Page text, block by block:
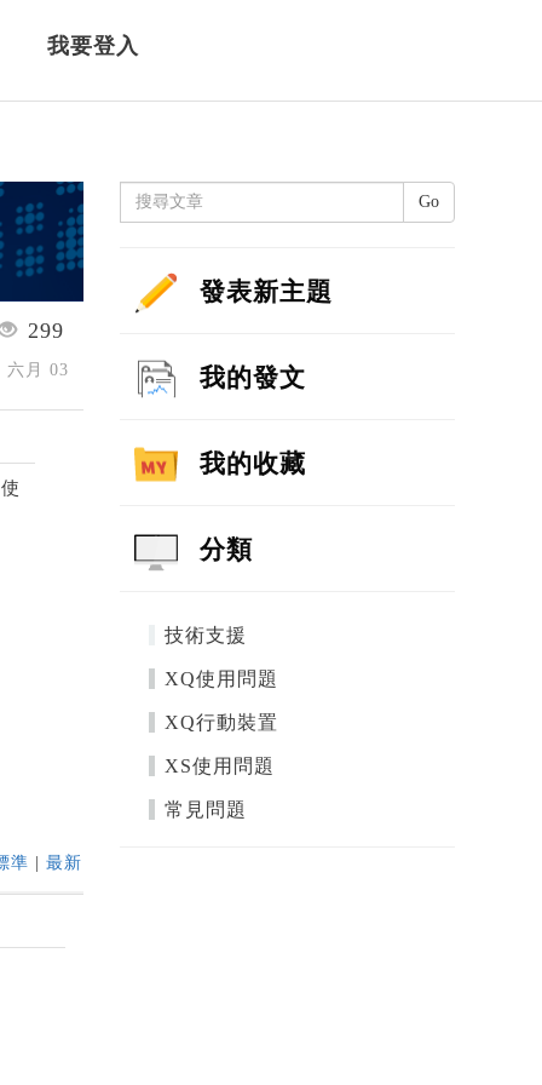
我要登入
299
六月 03
準 |最新
Go
發表新主題
我的發文
我的收藏
分類
技術支援
XQ使用問題
XQ行動裝置
XS使用問題
常見問題